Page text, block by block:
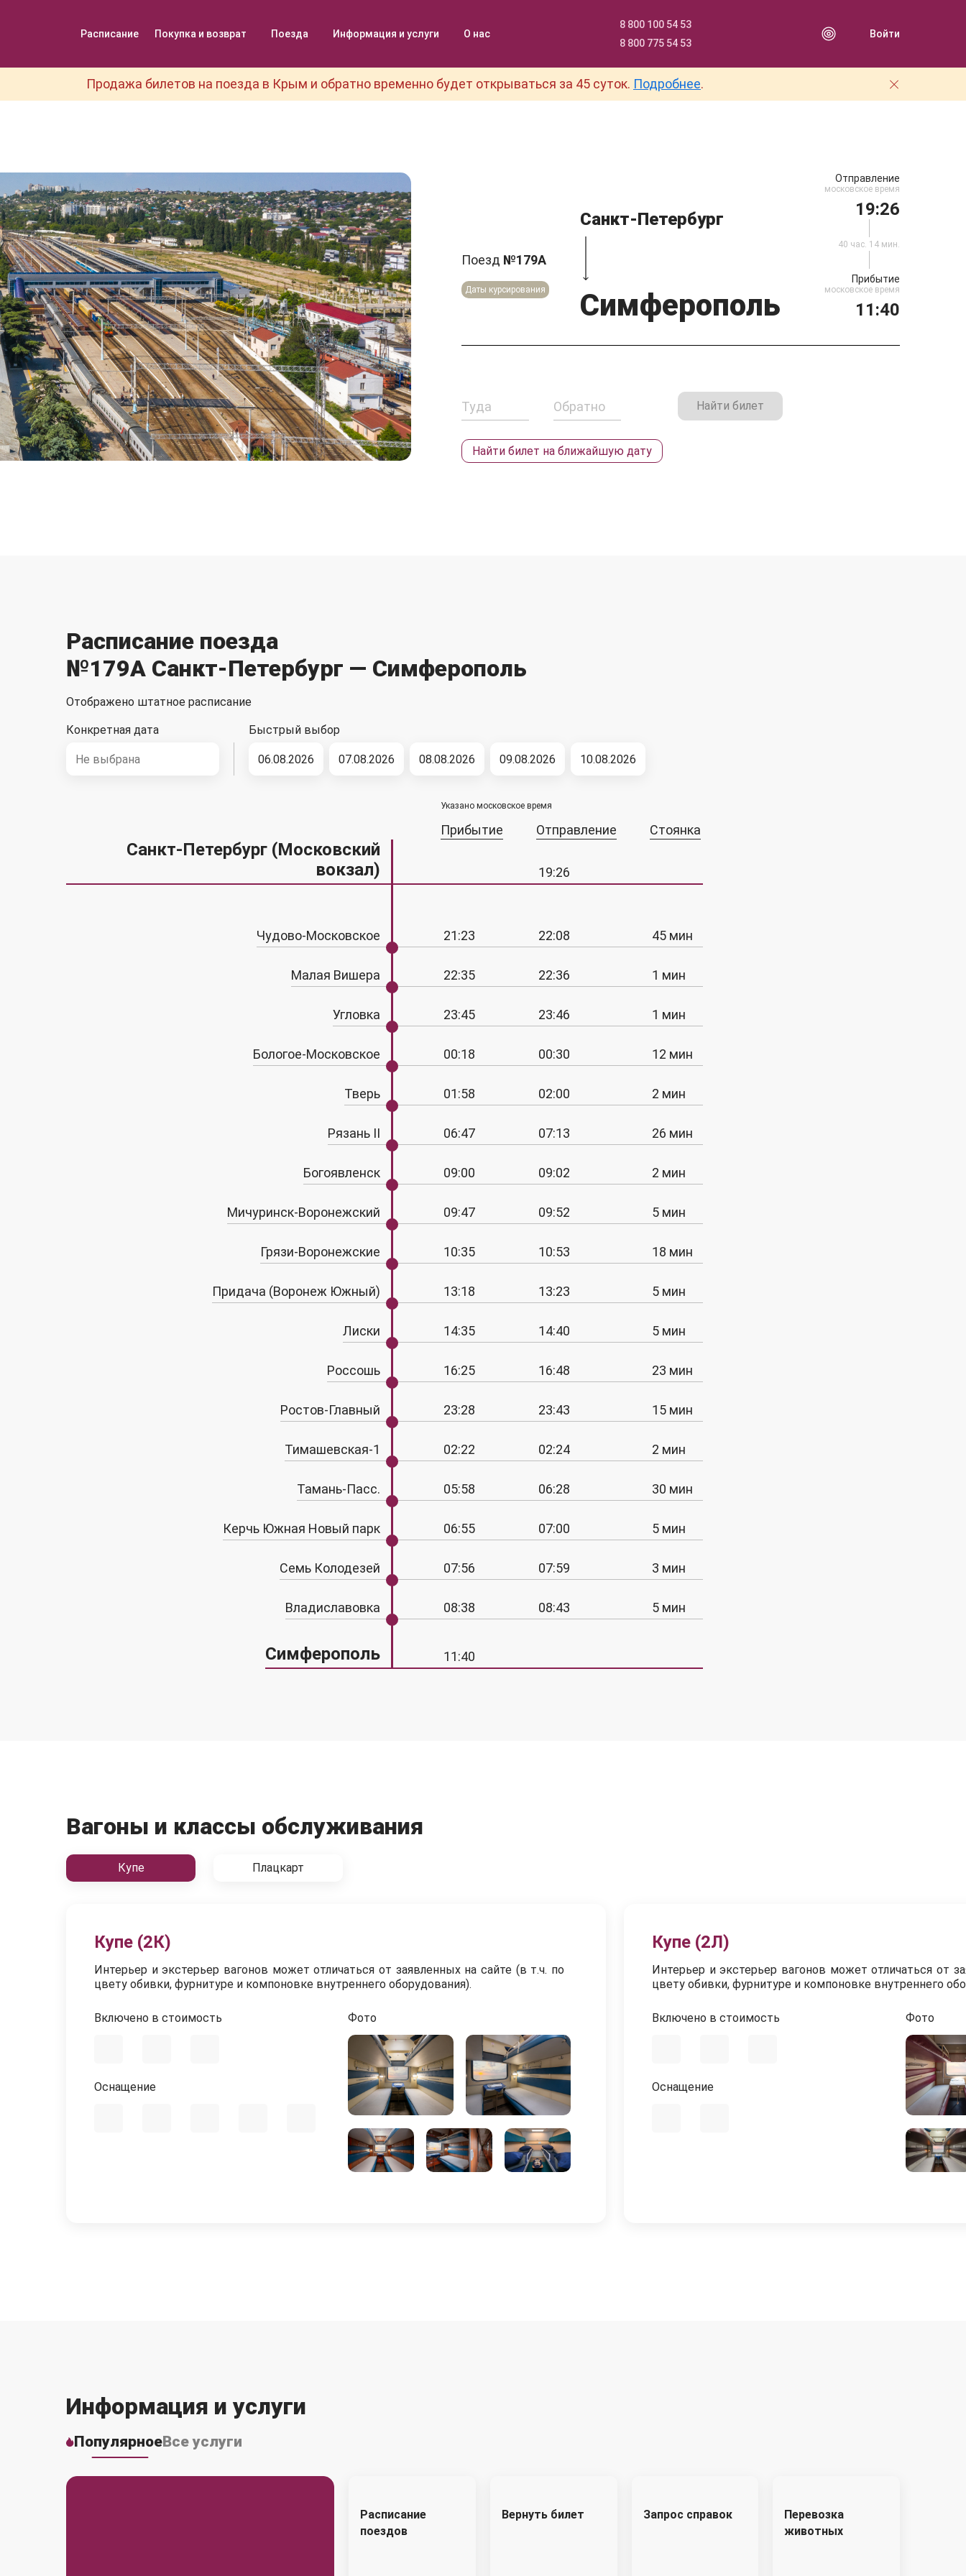
Расписание Покупка и возврат Поезда Информация и услуги О нас
8 800 100 54 53
8 800 775 54 53
Войти
Продажа билетов на поезда в Крым и обратно временно будет открываться за 45 суток. Подробнее.
Поезд №179А
Даты курсирования
Санкт-Петербург
Симферополь
Отправление
московское время
19:26
40 час. 14 мин.
Прибытие
московское время
11:40
Найти билет
Найти билет на ближайшую дату
Расписание поезда
№179А Санкт-Петербург — Симферополь
Отображено штатное расписание
Конкретная дата Быстрый выбор
06.08.2026 07.08.2026 08.08.2026 09.08.2026 10.08.2026
Указано московское время
Прибытие Отправление Стоянка
Санкт-Петербург (Московский
вокзал)
19:26
Чудово-Московское 21:23 22:08 45 мин
Малая Вишера 22:35 22:36 1 мин
Угловка 23:45 23:46 1 мин
Бологое-Московское 00:18 00:30 12 мин
Тверь 01:58 02:00 2 мин
Рязань II 06:47 07:13 26 мин
Богоявленск 09:00 09:02 2 мин
Мичуринск-Воронежский 09:47 09:52 5 мин
Грязи-Воронежские 10:35 10:53 18 мин
Придача (Воронеж Южный) 13:18 13:23 5 мин
Лиски 14:35 14:40 5 мин
Россошь 16:25 16:48 23 мин
Ростов-Главный 23:28 23:43 15 мин
Тимашевская-1 02:22 02:24 2 мин
Тамань-Пасс. 05:58 06:28 30 мин
Керчь Южная Новый парк 06:55 07:00 5 мин
Семь Колодезей 07:56 07:59 3 мин
Владиславовка 08:38 08:43 5 мин
Симферополь 11:40
Вагоны и классы обслуживания
Купе Плацкарт
Купе (2К)
Интерьер и экстерьер вагонов может отличаться от заявленных на сайте (в т.ч. по
цвету обивки, фурнитуре и компоновке внутреннего оборудования).
Включено в стоимость
Оснащение
Фото
Купе (2Л)
Интерьер и экстерьер вагонов может отличаться от
цвету обивки, фурнитуре и компоновке внутреннего
Включено в стоимость
Оснащение
Фото
Информация и услуги
ПопулярноеВсе услуги
Расписание
поездов
Вернуть билет Запрос справок
Перевозка
животных